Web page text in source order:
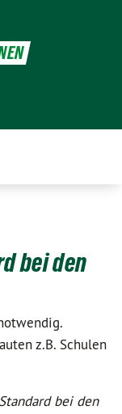
bei den
z.B. Schulen
bei den